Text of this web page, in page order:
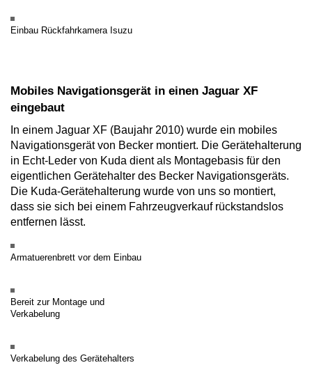
Einbau Rückfahrkamera Isuzu
Mobiles Navigationsgerät in einen Jaguar XF
eingebaut
In einem Jaguar XF (Baujahr 2010) wurde ein mobiles
Navigationsgerät von Becker montiert. Die Gerätehalterung
in Echt-Leder von Kuda dient als Montagebasis für den
eigentlichen Gerätehalter des Becker Navigationsgeräts.
Die Kuda-Gerätehalterung wurde von uns so montiert,
dass sie sich bei einem Fahrzeugverkauf rückstandslos
entfernen lässt.
Armatuerenbrett vor dem Einbau
Bereit zur Montage und
Verkabelung
Verkabelung des Gerätehalters